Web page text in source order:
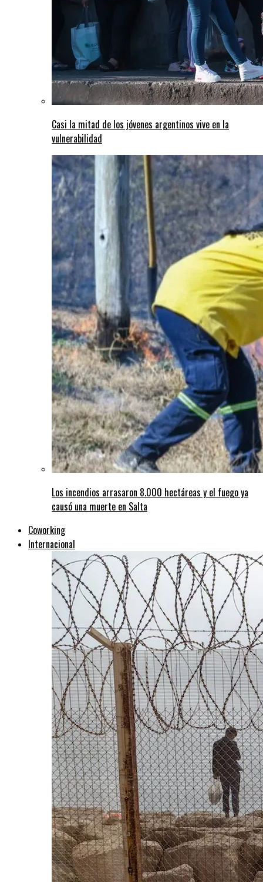
Casi la mitad de los jóvenes argentinos vive en la
vulnerabilidad
Los incendios arrasaron 8.000 hectáreas y el fuego ya
causó una muerte en Salta
Coworking
Internacional